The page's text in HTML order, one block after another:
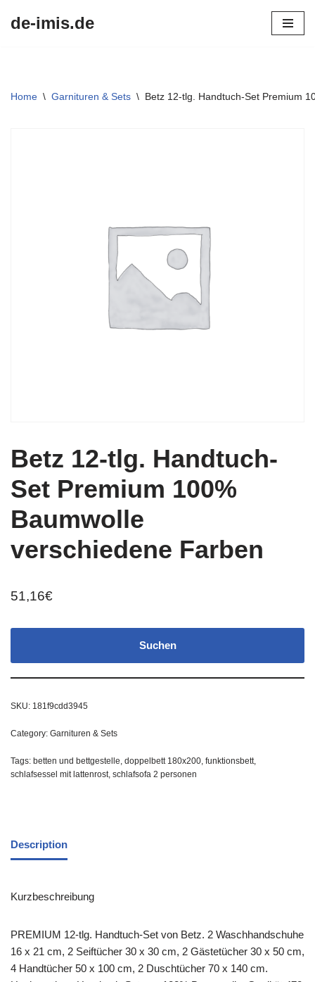
de-imis.de
Home \ Garnituren & Sets \ Betz 12-tlg. Handtuch-Set Premium
Betz 12-tlg. Handtuch-
Set Premium 100%
Baumwolle
verschiedene Farben
51,16€
Suchen
SKU: 181f9cdd3945
Category: Garnituren & Sets
Tags: betten und bettgestelle, doppelbett 180x200, funktionsbett,
schlafsessel mit lattenrost, schlafsofa 2 personen
Description
Kurzbeschreibung
PREMIUM 12-tlg. Handtuch-Set von Betz. 2 Waschhandschuhe
16 x 21 cm, 2 Seiftücher 30 x 30 cm, 2 Gästetücher 30 x 50 cm,
4 Handtücher 50 x 100 cm, 2 Duschtücher 70 x 140 cm.